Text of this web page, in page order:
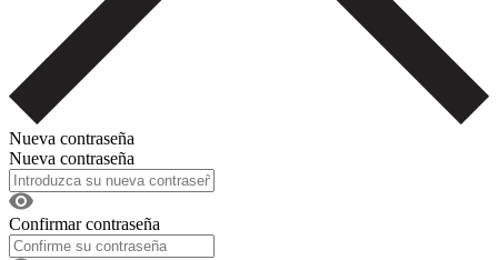
Nueva contraseña
Nueva contraseña
Confirmar contraseña